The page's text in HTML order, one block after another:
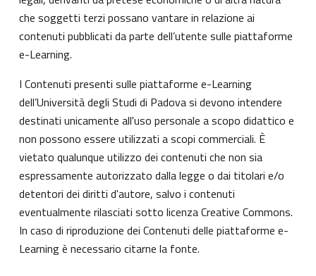
che soggetti terzi possano vantare in relazione ai
contenuti pubblicati da parte dell’utente sulle piattaforme
e-Learning.
I Contenuti presenti sulle piattaforme e-Learning
dell’Università degli Studi di Padova si devono intendere
destinati unicamente all'uso personale a scopo didattico e
non possono essere utilizzati a scopi commerciali. È
vietato qualunque utilizzo dei contenuti che non sia
espressamente autorizzato dalla legge o dai titolari e/o
detentori dei diritti d'autore, salvo i contenuti
eventualmente rilasciati sotto licenza Creative Commons.
In caso di riproduzione dei Contenuti delle piattaforme e-
Learning è necessario citarne la fonte.